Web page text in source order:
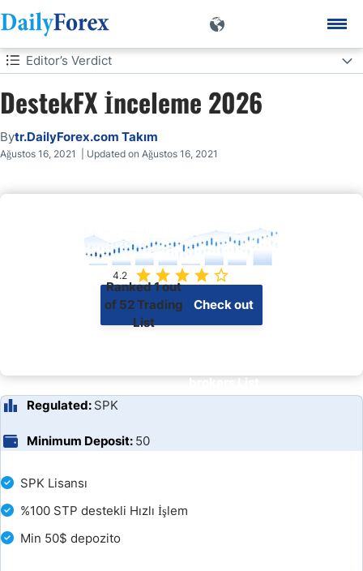
Editor’s Verdict
Editor’s Verdict
Overview
DestekFX İnceleme 2026
Bytr.DailyForex.com Takım
Ağustos 16, 2021 | Updated on Ağustos 16, 2021
4.2
Ranked 1 out
of 52 Trading
List
Check out
brokers List
SPK Lisansı
%100 STP destekli Hızlı İşlem
Min 50$ depozito
Regulated: SPK
Minimum Deposit: 50